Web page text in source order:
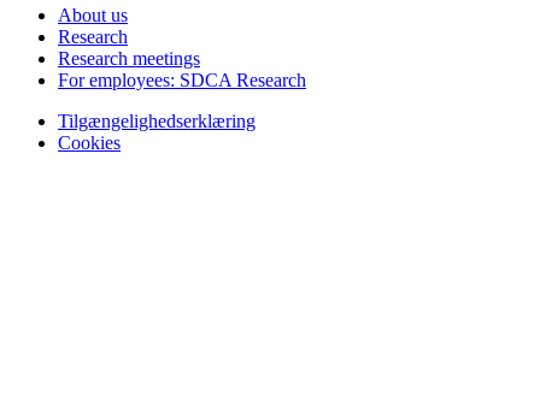
About us
Research
Research meetings
For employees: SDCA Research
Tilgængelighedserklæring
Cookies